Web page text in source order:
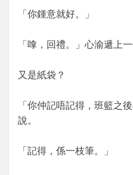
「你鍾意就好。」
「嗱，回禮。」心渝遞上一
又是紙袋？
「你仲記唔記得，班籃之
說。
「記得，係一枝筆。」